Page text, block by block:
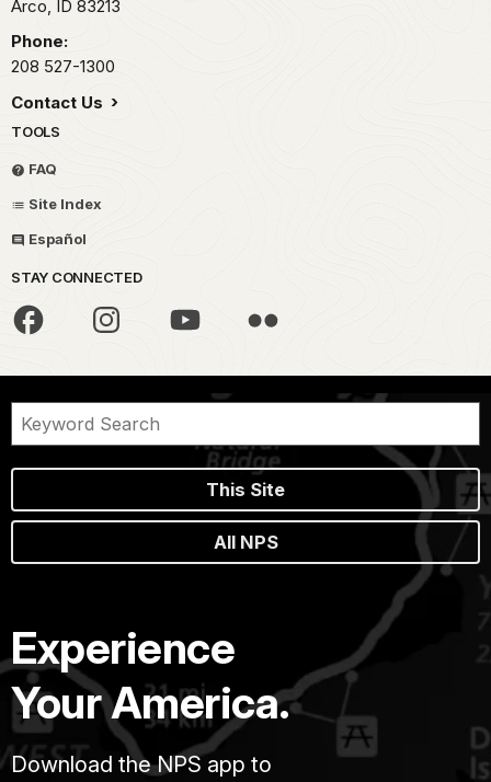
Arco, ID 83213
Phone:
208 527-1300
Contact Us
TOOLS
FAQ
Site Index
Español
STAY CONNECTED
This Site
All NPS
Experience
Your America.
Download the NPS app to